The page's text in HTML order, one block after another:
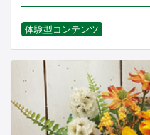
体験型コンテンツ